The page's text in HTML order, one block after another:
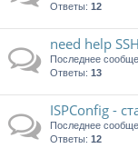
Ответы: 12
need help
Последнее
Ответы: 13
ISPConfig -
Последнее
Ответы: 12